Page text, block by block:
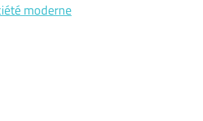
moderne